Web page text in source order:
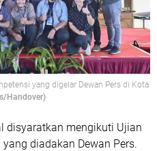
yang digelar Dewan Pers di Kota
Handover)
disyaratkan mengikuti Ujian
diadakan Dewan Pers.